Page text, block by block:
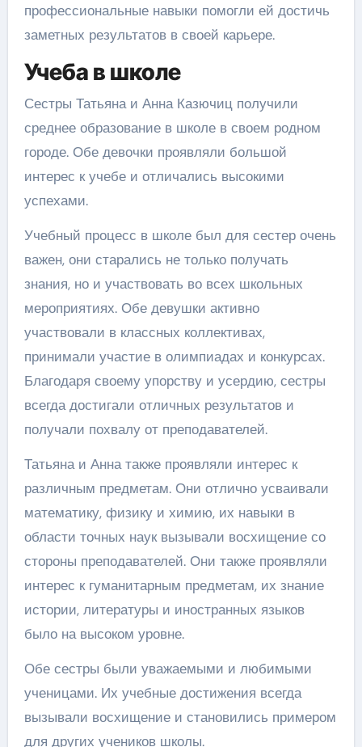
профессиональные навыки помогли ей достичь
заметных результатов в своей карьере.
Учеба в школе
Сестры Татьяна и Анна Казючиц получили
среднее образование в школе в своем родном
городе. Обе девочки проявляли большой
интерес к учебе и отличались высокими
успехами.
Учебный процесс в школе был для сестер очень
важен, они старались не только получать
знания, но и участвовать во всех школьных
мероприятиях. Обе девушки активно
участвовали в классных коллективах,
принимали участие в олимпиадах и конкурсах.
Благодаря своему упорству и усердию, сестры
всегда достигали отличных результатов и
получали похвалу от преподавателей.
Татьяна и Анна также проявляли интерес к
различным предметам. Они отлично усваивали
математику, физику и химию, их навыки в
области точных наук вызывали восхищение со
стороны преподавателей. Они также проявляли
интерес к гуманитарным предметам, их знание
истории, литературы и иностранных языков
было на высоком уровне.
Обе сестры были уважаемыми и любимыми
ученицами. Их учебные достижения всегда
вызывали восхищение и становились примером
для других учеников школы.